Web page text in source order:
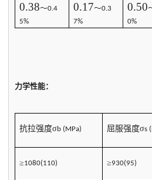
0.38～0.4
5%
0.17～0.3
7%
0.50
0%
力学性能：
抗拉强度σb (MPa) 屈服强度σs
≥1080(110) ≥930(95)